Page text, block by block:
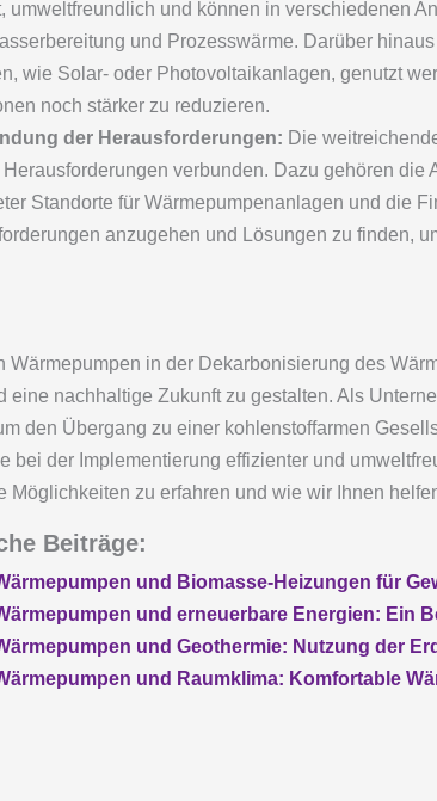
umweltfreundlich und können in verschiedenen
und Prozesswärme. Darüber
wie Solar- oder Photovoltaikanlagen, genutzt
noch stärker zu reduzieren.
der Herausforderungen: Die
verbunden. Dazu gehören die
Standorte für Wärmepumpenanlagen und die
anzugehen und Lösungen zu finden,
Wärmepumpen in der Dekarbonisierung des
eine nachhaltige Zukunft zu gestalten. Als
den Übergang zu einer kohlenstoffarmen
bei der Implementierung effizienter und
Möglichkeiten zu erfahren und wie wir Ihnen
Beiträge:
und Biomasse-Heizungen für
und erneuerbare Energien: Ein
und Geothermie: Nutzung der
und Raumklima: Komfortable